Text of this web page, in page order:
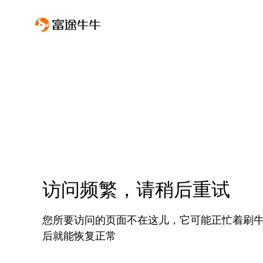
访问频繁，请稍后重试
您所要访问的页面不在这儿，它可能正忙着刷
后就能恢复正常